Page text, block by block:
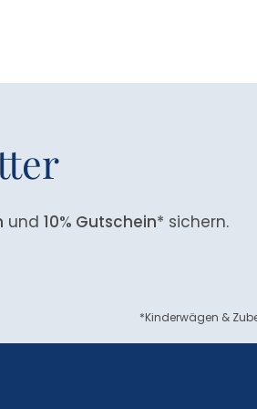
und 10% Gutschein* sichern.
*Kinderwägen &